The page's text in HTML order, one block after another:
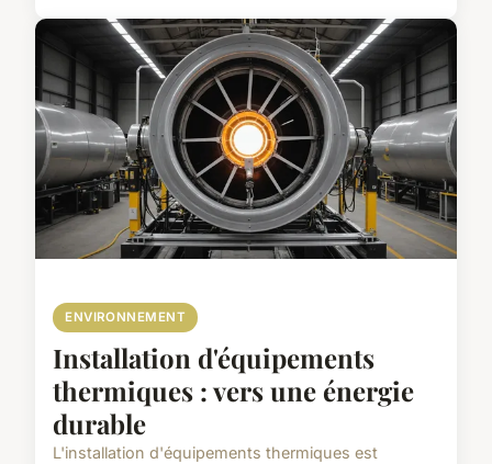
ENVIRONNEMENT
Installation d'équipements
thermiques : vers une énergie
durable
L'installation d'équipements thermiques est